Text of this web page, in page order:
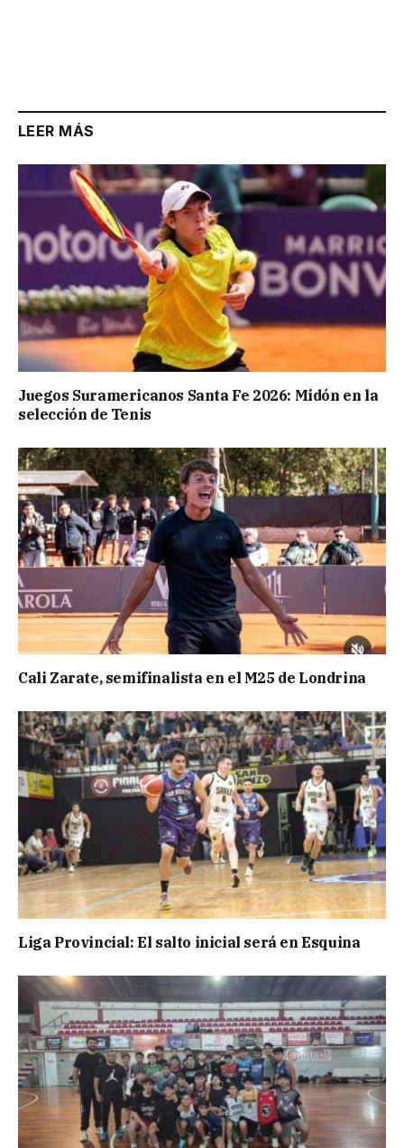
LEER MÁS
Juegos Suramericanos Santa Fe 2026: Midón en la
selección de Tenis
Cali Zarate, semifinalista en el M25 de Londrina
Liga Provincial: El salto inicial será en Esquina